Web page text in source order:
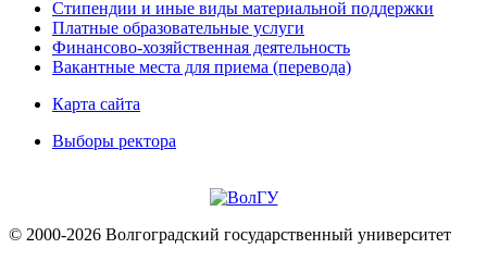
Стипендии и иные виды материальной поддержки
Платные образовательные услуги
Финансово-хозяйственная деятельность
Вакантные места для приема (перевода)
Карта сайта
Выборы ректора
© 2000-2026 Волгоградский государственный университет